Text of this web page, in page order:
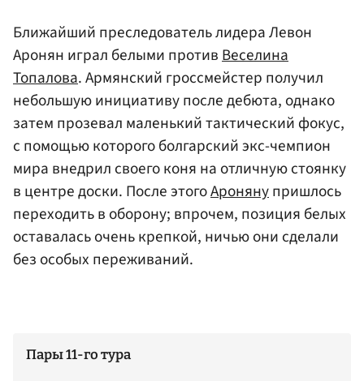
Ближайший преследователь лидера Левон
Аронян играл белыми противВеселина
Топалова. Армянский гроссмейстер получил
небольшую инициативу после дебюта, однако
затем прозевал маленький тактический фокус,
с помощью которого болгарский экс-чемпион
мира внедрил своего коня на отличную стоянку
в центре доски. После этогоАронянупришлось
переходить в оборону; впрочем, позиция белых
оставалась очень крепкой, ничью они сделали
без особых переживаний.
Пары 11-го тура